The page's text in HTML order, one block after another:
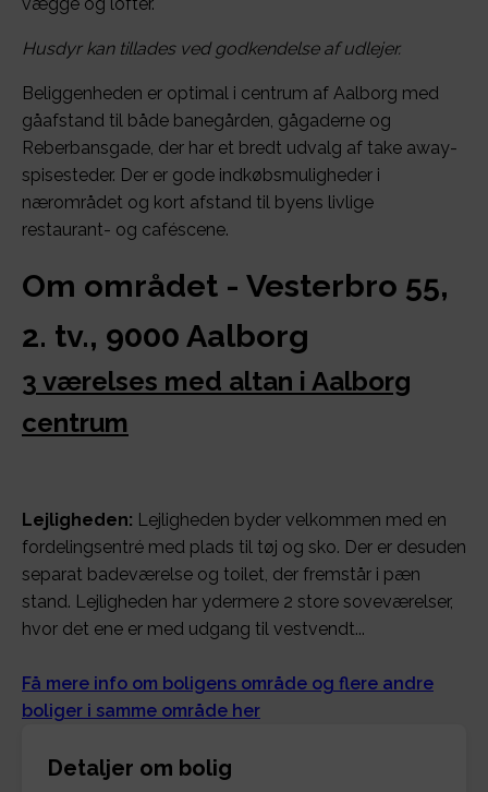
Husdyr kan tillades ved godkendelse af udlejer.
Beliggenheden er optimal i centrum af Aalborg med
gåafstand til både banegården, gågaderne og
Reberbansgade, der har et bredt udvalg af take away-
spisesteder. Der er gode indkøbsmuligheder i
nærområdet og kort afstand til byens livlige
restaurant- og caféscene.
Om området - Vesterbro 55,
2. tv., 9000 Aalborg
3 værelses med altan i Aalborg
centrum
Lejligheden: Lejligheden byder velkommen med en
fordelingsentré med plads til tøj og sko. Der er desuden
separat badeværelse og toilet, der fremstår i pæn
stand. Lejligheden har ydermere 2 store soveværelser,
hvor det ene er med udgang til vestvendt...
Få mere info om boligens område og flere andre
boliger i samme område her
Detaljer om bolig